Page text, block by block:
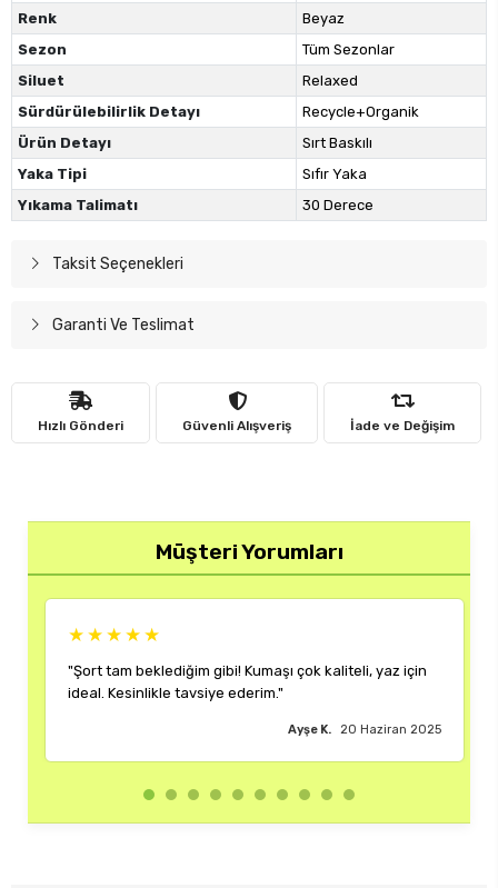
Renk
Beyaz
Sezon
Tüm Sezonlar
Siluet
Relaxed
Sürdürülebilirlik Detayı
Recycle+Organik
Ürün Detayı
Sırt Baskılı
Yaka Tipi
Sıfır Yaka
Yıkama Talimatı
30 Derece
Taksit Seçenekleri
Garanti Ve Teslimat
Hızlı Gönderi Güvenli Alışveriş İade ve Değişim
Müşteri Yorumları
tam beklediğim gibi! Kumaşı çok kaliteli, yaz için
Kesinlikle tavsiye ederim."
20 Haziran 2025
"Rengi ve